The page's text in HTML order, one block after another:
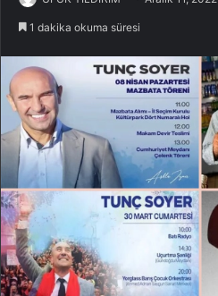
1 dakika okuma süresi